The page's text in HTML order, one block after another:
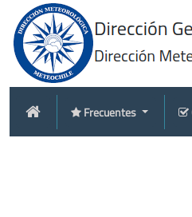
Frecuentes